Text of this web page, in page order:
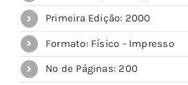
Primeira Edição: 2000
Formato: Físico - Impresso
Nº de Páginas: 200